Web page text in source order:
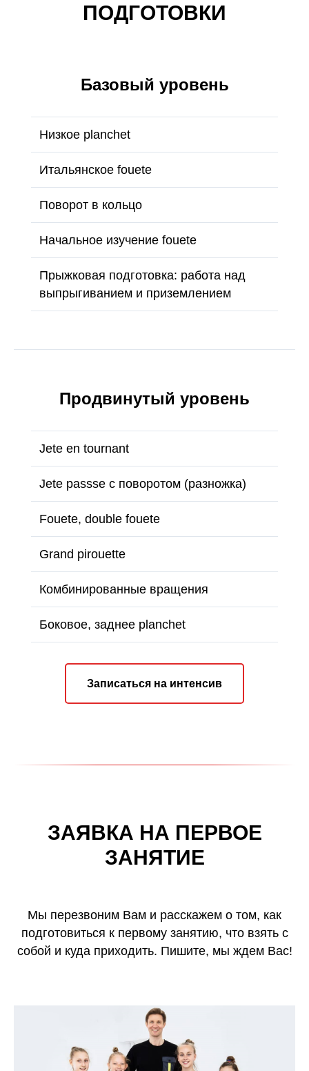
ПОДГОТОВКИ
Базовый уровень
Низкое planchet
Итальянское fouete
Поворот в кольцо
Начальное изучение fouete
Прыжковая подготовка: работа над
выпрыгиванием и приземлением
Продвинутый уровень
Jete en tournant
Jete passse с поворотом (разножка)
Fouete, double fouete
Grand pirouette
Комбинированные вращения
Боковое, заднее planchet
Записаться на интенсив
ЗАЯВКА НА ПЕРВОЕ
ЗАНЯТИЕ
Мы перезвоним Вам и расскажем о том, как
подготовиться к первому занятию, что взять с
собой и куда приходить. Пишите, мы ждем Вас!